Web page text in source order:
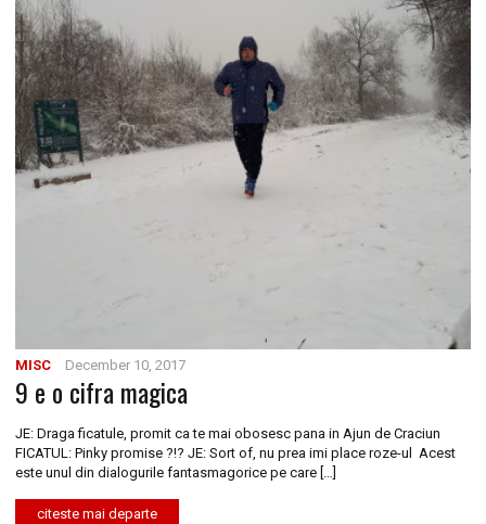
MISC December 10, 2017
9 e o cifra magica
JE: Draga ficatule, promit ca te mai obosesc pana in Ajun de Craciun
FICATUL: Pinky promise ?!? JE: Sort of, nu prea imi place roze-ul Acest
este unul din dialogurile fantasmagorice pe care […]
citeste mai departe